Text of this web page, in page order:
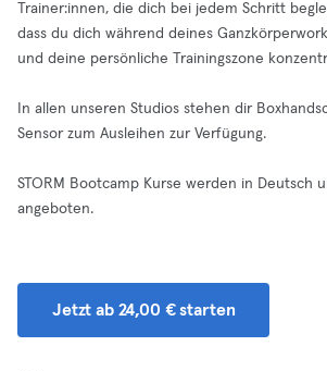
Trainer:innen, die dich bei jedem Schritt
dass du dich während deines
und deine persönliche Trainingszone
In allen unseren Studios stehen dir
Sensor zum Ausleihen zur Verfügung.
STORM Bootcamp Kurse werden in Deutsch
angeboten.
Jetzt ab 24,00 € starten